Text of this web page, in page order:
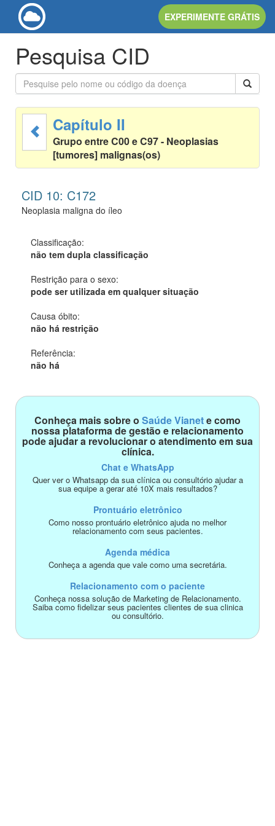
EXPERIMENTE GRÁTIS
Pesquisa CID
Capítulo II
Grupo entre C00 e C97 - Neoplasias
[tumores] malignas(os)
CID 10: C172
Neoplasia maligna do íleo
Classificação:
não tem dupla classificação
Restrição para o sexo:
pode ser utilizada em qualquer situação
Causa óbito:
não há restrição
Referência:
não há
Conheça mais sobre o Saúde Vianete como
nossa plataforma de gestão e relacionamento
pode ajudar a revolucionar o atendimento em sua
clínica.
Chat e WhatsApp
Quer ver o Whatsapp da sua clínica ou consultório ajudar a
sua equipe a gerar até 10X mais resultados?
Prontuário eletrônico
Como nosso prontuário eletrônico ajuda no melhor
relacionamento com seus pacientes.
Agenda médica
Conheça a agenda que vale como uma secretária.
Relacionamento com o paciente
Conheça nossa solução de Marketing de Relacionamento.
Saiba como fidelizar seus pacientes clientes de sua clinica
ou consultório.